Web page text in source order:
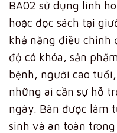
BA02 sử dụng linh
hoặc đọc sách tại
khả năng điều chỉnh
độ có khóa, sản
bệnh, người cao
những ai cần sự hỗ
ngày. Bàn được làm
sinh và an toàn